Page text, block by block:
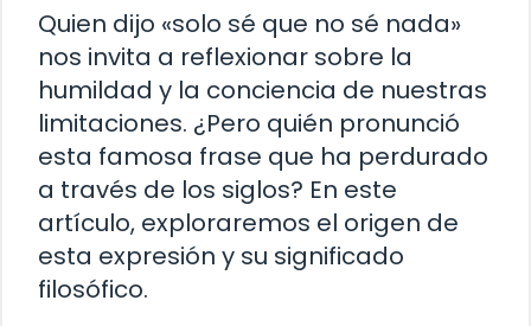
Quien dijo «solo sé que no sé nada»
nos invita a reflexionar sobre la
humildad y la conciencia de nuestras
limitaciones. ¿Pero quién pronunció
esta famosa frase que ha perdurado
a través de los siglos? En este
artículo, exploraremos el origen de
esta expresión y su significado
filosófico.